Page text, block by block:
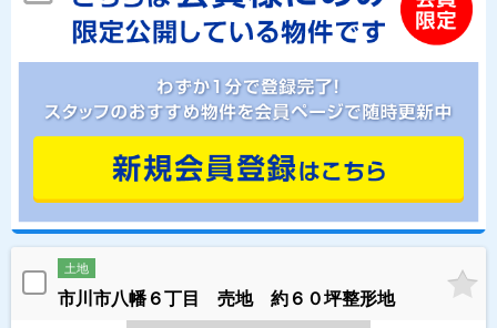
土地
市川市八幡６丁目 売地 約６０坪整形地